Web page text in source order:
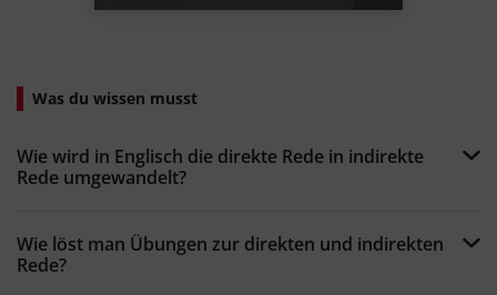
Was du wissen musst
Wie wird in Englisch die direkte Rede in indirekte
Rede umgewandelt?
Wie löst man Übungen zur direkten und indirekten
Rede?